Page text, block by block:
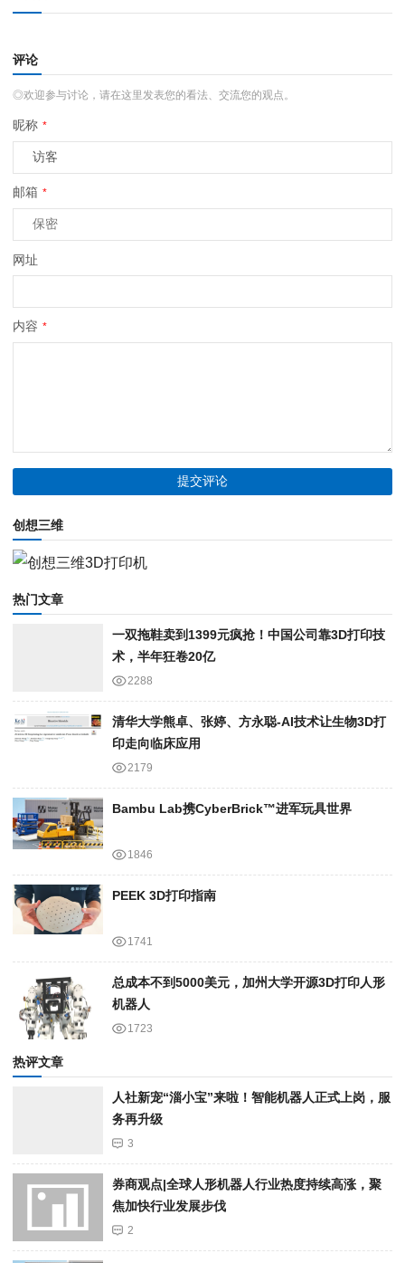
评论
◎欢迎参与讨论，请在这里发表您的看法、交流您的观点。
昵称 *
邮箱 *
网址
内容 *
创想三维
热门文章
一双拖鞋卖到1399元疯抢！中国公司靠3D打印技
术，半年狂卷20亿
2288
清华大学熊卓、张婷、方永聪-AI技术让生物3D打
印走向临床应用
2179
Bambu Lab携Cyber​​Brick™进军玩具世界
1846
PEEK 3D打印指南
1741
总成本不到5000美元，加州大学开源3D打印人形
机器人
1723
热评文章
人社新宠“淄小宝”来啦！智能机器人正式上岗，服
务再升级
3
券商观点|全球人形机器人行业热度持续高涨，聚
焦加快行业发展步伐
2